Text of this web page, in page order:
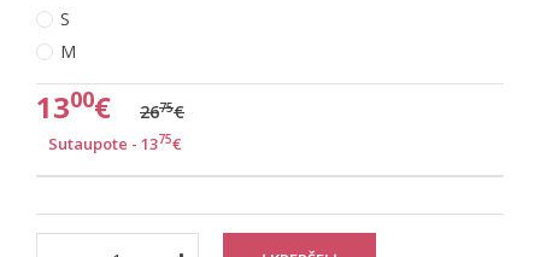
S
M
1300€ 2675€
Sutaupote - 1375€